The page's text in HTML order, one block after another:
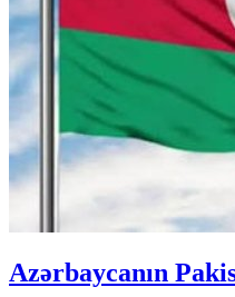
Azərbaycanın